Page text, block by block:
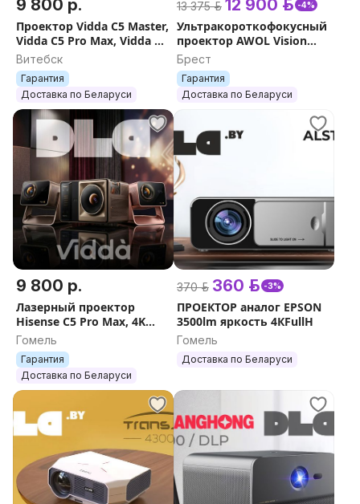
9 800 р.
Проектор Vidda C5 Master,
Vidda C5 Pro Max, Vidda C5
Ultra (Hisense) 4K
Витебск
Гарантия
Доставка по Беларуси
13 375 р. 12 900 р. -4%
Ультракороткофокусный
проектор AWOL Vision
LTV-2500 Pro 4K
Брест
Гарантия
Доставка по Беларуси
9 800 р.
Лазерный проектор
Hisense C5 Pro Max, 4K
Vidda C5, Vidda C5 Master,
Vidda C5 Ultra
Гомель
Гарантия
Доставка по Беларуси
370 р. 360 р. -3%
ПРОЕКТОР аналог EPSON
3500lm яркость 4КFullH
Гомель
Доставка по Беларуси